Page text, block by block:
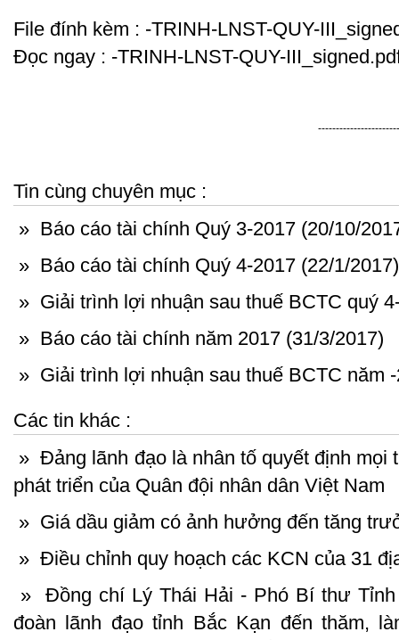
File đính kèm : -TRINH-LNST-QUY-
Đọc ngay : -TRINH-LNST-QUY-
Tin cùng chuyên mục :
» Báo cáo tài chính Quý 3-2017 (20/10/
» Báo cáo tài chính Quý 4-2017 (22/1/2017)
» Giải trình lợi nhuận sau thuế BCTC quý
» Báo cáo tài chính năm 2017 (31/3/2017)
» Giải trình lợi nhuận sau thuế BCTC năm
Các tin khác :
» Đảng lãnh đạo là nhân tố quyết định
phát triển của Quân đội nhân dân Việt Nam
» Giá dầu giảm có ảnh hưởng đến tăng
» Điều chỉnh quy hoạch các KCN của 31
»
Đồng chí Lý Thái Hải - Phó Bí thư
đoàn lãnh đạo tỉnh Bắc Kạn đến thăm,